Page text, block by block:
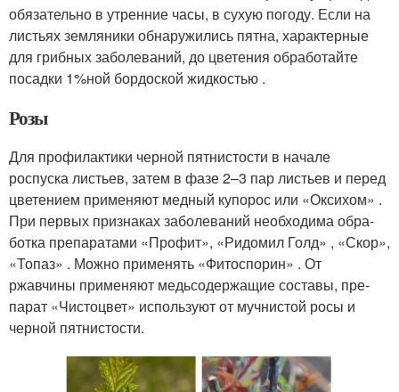
обя­зательно в утренние часы, в сухую погоду. Если на
листьях земляники обнаружились пятна, характерные
для грибных заболе­ваний, до цветения обработайте
посадки 1%­ной бордоской жидкостью .
Розы
Для профилактики черной пят­нистости в начале
роспуска листьев, затем в фазе 2–3 пар листьев и перед
цветением применяют медный купо­рос или «Оксихом» .
При первых при­знаках заболеваний необходима обра­
ботка препаратами «Профит», «Ридомил Голд» , «Скор»,
«Топаз» . Можно приме­нять «Фитоспорин» . От
ржавчины при­меняют медьсодержащие составы, пре­
парат «Чистоцвет» используют от муч­нистой росы и
черной пятнистости.